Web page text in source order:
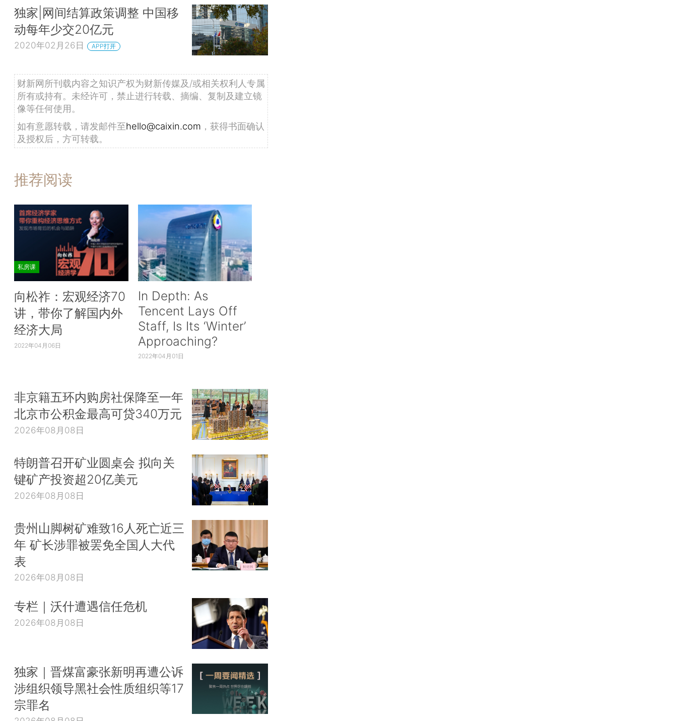
独家|网间结算政策调整 中国移
动每年少交20亿元
2020年02月26日 APP打开
财新网所刊载内容之知识产权为财新传媒及/或相关权利人专属
所有或持有。未经许可，禁止进行转载、摘编、复制及建立镜
像等任何使用。
如有意愿转载，请发邮件至hello@caixin.com ，获得书面确认
及授权后，方可转载。
推荐阅读
私房课
向松祚：宏观经济70
讲，带你了解国内外
经济大局
2022年04月06日
In Depth: As
Tencent Lays Off
Staff, Is Its ‘Winter’
Approaching?
2022年04月01日
非京籍五环内购房社保降至一年
北京市公积金最高可贷340万元
2026年08月08日
特朗普召开矿业圆桌会 拟向关
键矿产投资超20亿美元
2026年08月08日
贵州山脚树矿难致16人死亡近三
年 矿长涉罪被罢免全国人大代
表
2026年08月08日
专栏｜沃什遭遇信任危机
2026年08月08日
独家｜晋煤富豪张新明再遭公诉
涉组织领导黑社会性质组织等17
宗罪名